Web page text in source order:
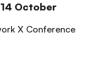
October
X Conference